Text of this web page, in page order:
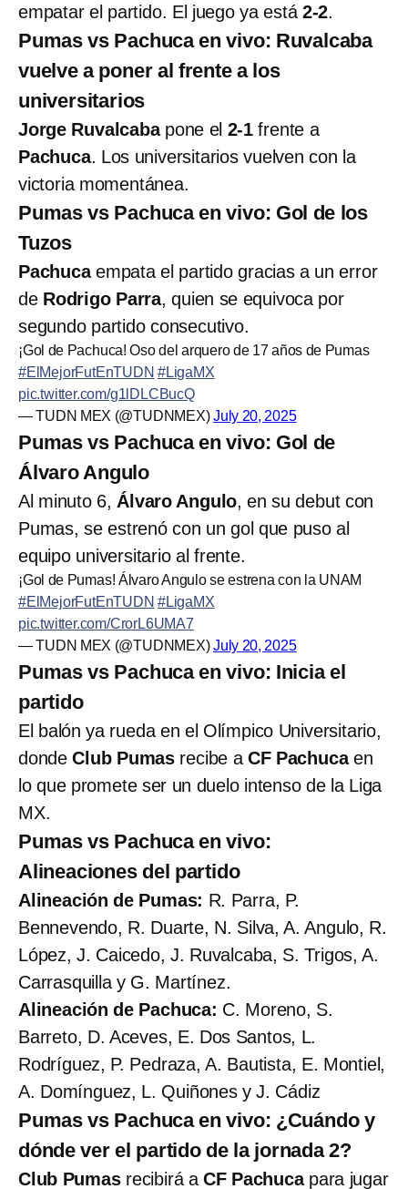
empatar el partido. El juego ya está 2-2.
Pumas vs Pachuca en vivo: Ruvalcaba
vuelve a poner al frente a los
universitarios
Jorge Ruvalcabapone el 2-1 frente a
Pachuca. Los universitarios vuelven con la
victoria momentánea.
Pumas vs Pachuca en vivo: Gol de los
Tuzos
Pachucaempata el partido gracias a un error
de Rodrigo Parra, quien se equivoca por
segundo partido consecutivo.
¡Gol de Pachuca! Oso del arquero de 17 años de Pumas
#ElMejorFutEnTUDN #LigaMX
pic.twitter.com/g1lDLCBucQ
— TUDN MEX (@TUDNMEX)July 20, 2025
Pumas vs Pachuca en vivo: Gol de
Álvaro Angulo
Al minuto 6, Álvaro Angulo, en su debut con
Pumas, se estrenó con un gol que puso al
equipo universitario al frente.
¡Gol de Pumas! Álvaro Angulo se estrena con la UNAM
#ElMejorFutEnTUDN #LigaMX
pic.twitter.com/CrorL6UMA7
— TUDN MEX (@TUDNMEX)July 20, 2025
Pumas vs Pachuca en vivo: Inicia el
partido
El balón ya rueda en el Olímpico Universitario,
dondeClub Pumas recibe a CF Pachucaen
lo que promete ser un duelo intenso de la Liga
MX.
Pumas vs Pachuca en vivo:
Alineaciones del partido
Alineación de Pumas: R. Parra, P.
Bennevendo, R. Duarte, N. Silva, A. Angulo, R.
López, J. Caicedo, J. Ruvalcaba, S. Trigos, A.
Carrasquilla y G. Martínez.
Alineación de Pachuca: C. Moreno, S.
Barreto, D. Aceves, E. Dos Santos, L.
Rodríguez, P. Pedraza, A. Bautista, E. Montiel,
A. Domínguez, L. Quiñones y J. Cádiz
Pumas vs Pachuca en vivo: ¿Cuándo y
dónde ver el partido de la jornada 2?
Club Pumasrecibirá aCF Pachucapara jugar